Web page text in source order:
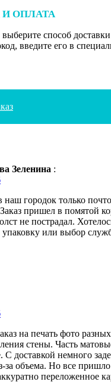
И ОПЛАТА
способ доставки
введите его в
Зеленина :
наш городок только
пришел в помятой
не пострадал.
или выбор
на печать фото
стены. Часть
С доставкой немного
за объема. Но все
переложенное